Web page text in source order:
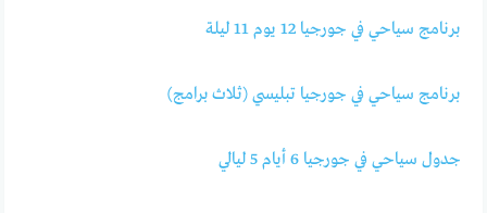
برنامج سياحي في جورجيا 12 يوم 11 ليلة
برنامج سياحي في جورجيا تبليسي (ثلاث برامج)
جدول سياحي في جورجيا 6 أيام 5 ليالي